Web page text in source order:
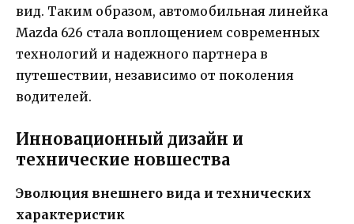
вид. Таким образом, автомобильная линейка
Mazda 626 стала воплощением современных
технологий и надежного партнера в
путешествии, независимо от поколения
водителей.
Инновационный дизайн и
технические новшества
Эволюция внешнего вида и технических
характеристик